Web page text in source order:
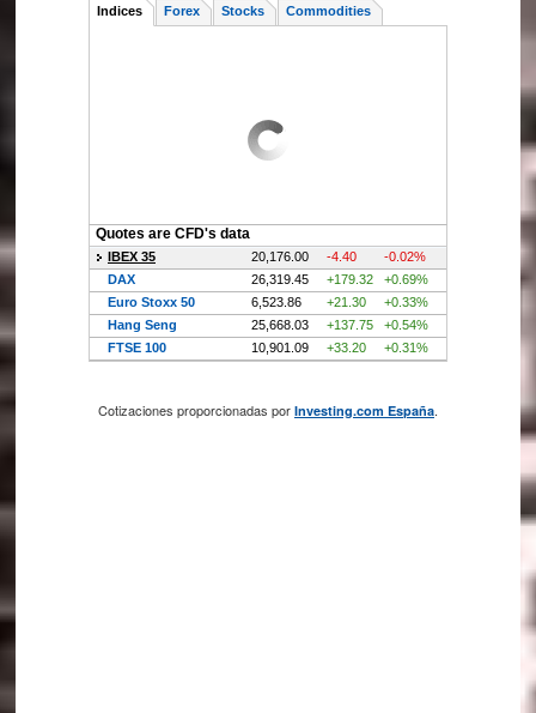
Cotizaciones proporcionadas por Investing.com España.